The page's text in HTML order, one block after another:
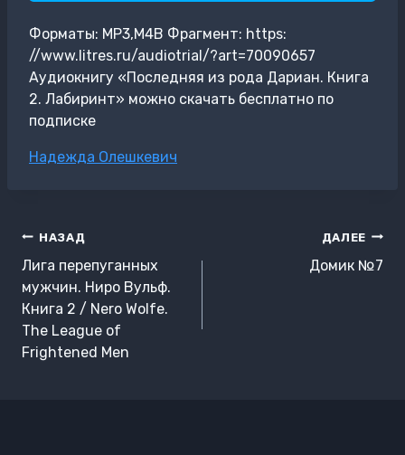
Форматы: MP3,M4B Фрагмент: https:
//www.litres.ru/audiotrial/?art=70090657
Аудиокнигу «Последняя из рода Дариан. Книга
2. Лабиринт» можно скачать бесплатно по
подписке
Метки
Надежда Олешкевич
Навигация
по
записям
НАЗАД
Лига перепуганных
мужчин. Ниро Вульф.
Книга 2 / Nero Wolfe.
The League of
Frightened Men
ДАЛЕЕ
Домик №7